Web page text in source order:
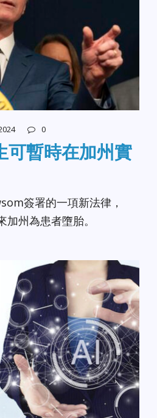
0
暫時在加州實
簽署的一項新法律，
州為患者墮胎。